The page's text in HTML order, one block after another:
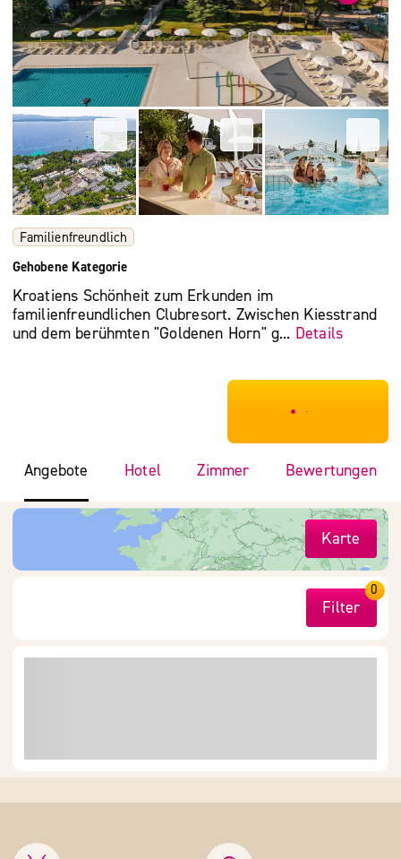
Familienfreundlich
Gehobene Kategorie
Kroatiens Schönheit zum Erkunden im
familienfreundlichen Clubresort. Zwischen Kiesstrand
und dem berühmten "Goldenen Horn" g... Details
***************
Angebote Hotel Zimmer Bewertungen
Karte
Filter
0